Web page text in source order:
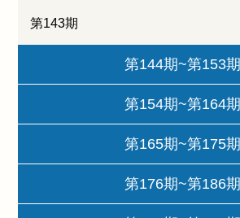
第143期
第144期~第153期
第154期~第164期
第165期~第175期
第176期~第186期